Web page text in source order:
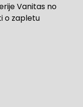
Vanitas no
o zapletu